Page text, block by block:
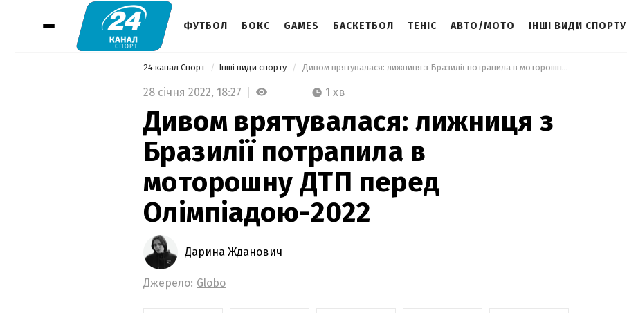
ФУТБОЛ БОКС GAMES БАСКЕТБОЛ ТЕНІС АВТО/МОТО ІНШІ ВИДИ СПОРТУ
24 канал Спорт Інші види спорту Дивом врятувалася: лижниця з Бразилії потрапила в моторошну ДТП перед Олімпіадою-2022
28 січня 2022, 18:27 1 хв
Дивом врятувалася: лижниця з
Бразилії потрапила в
моторошну ДТП перед
Олімпіадою-2022
Дарина Жданович
Джерело: Globo